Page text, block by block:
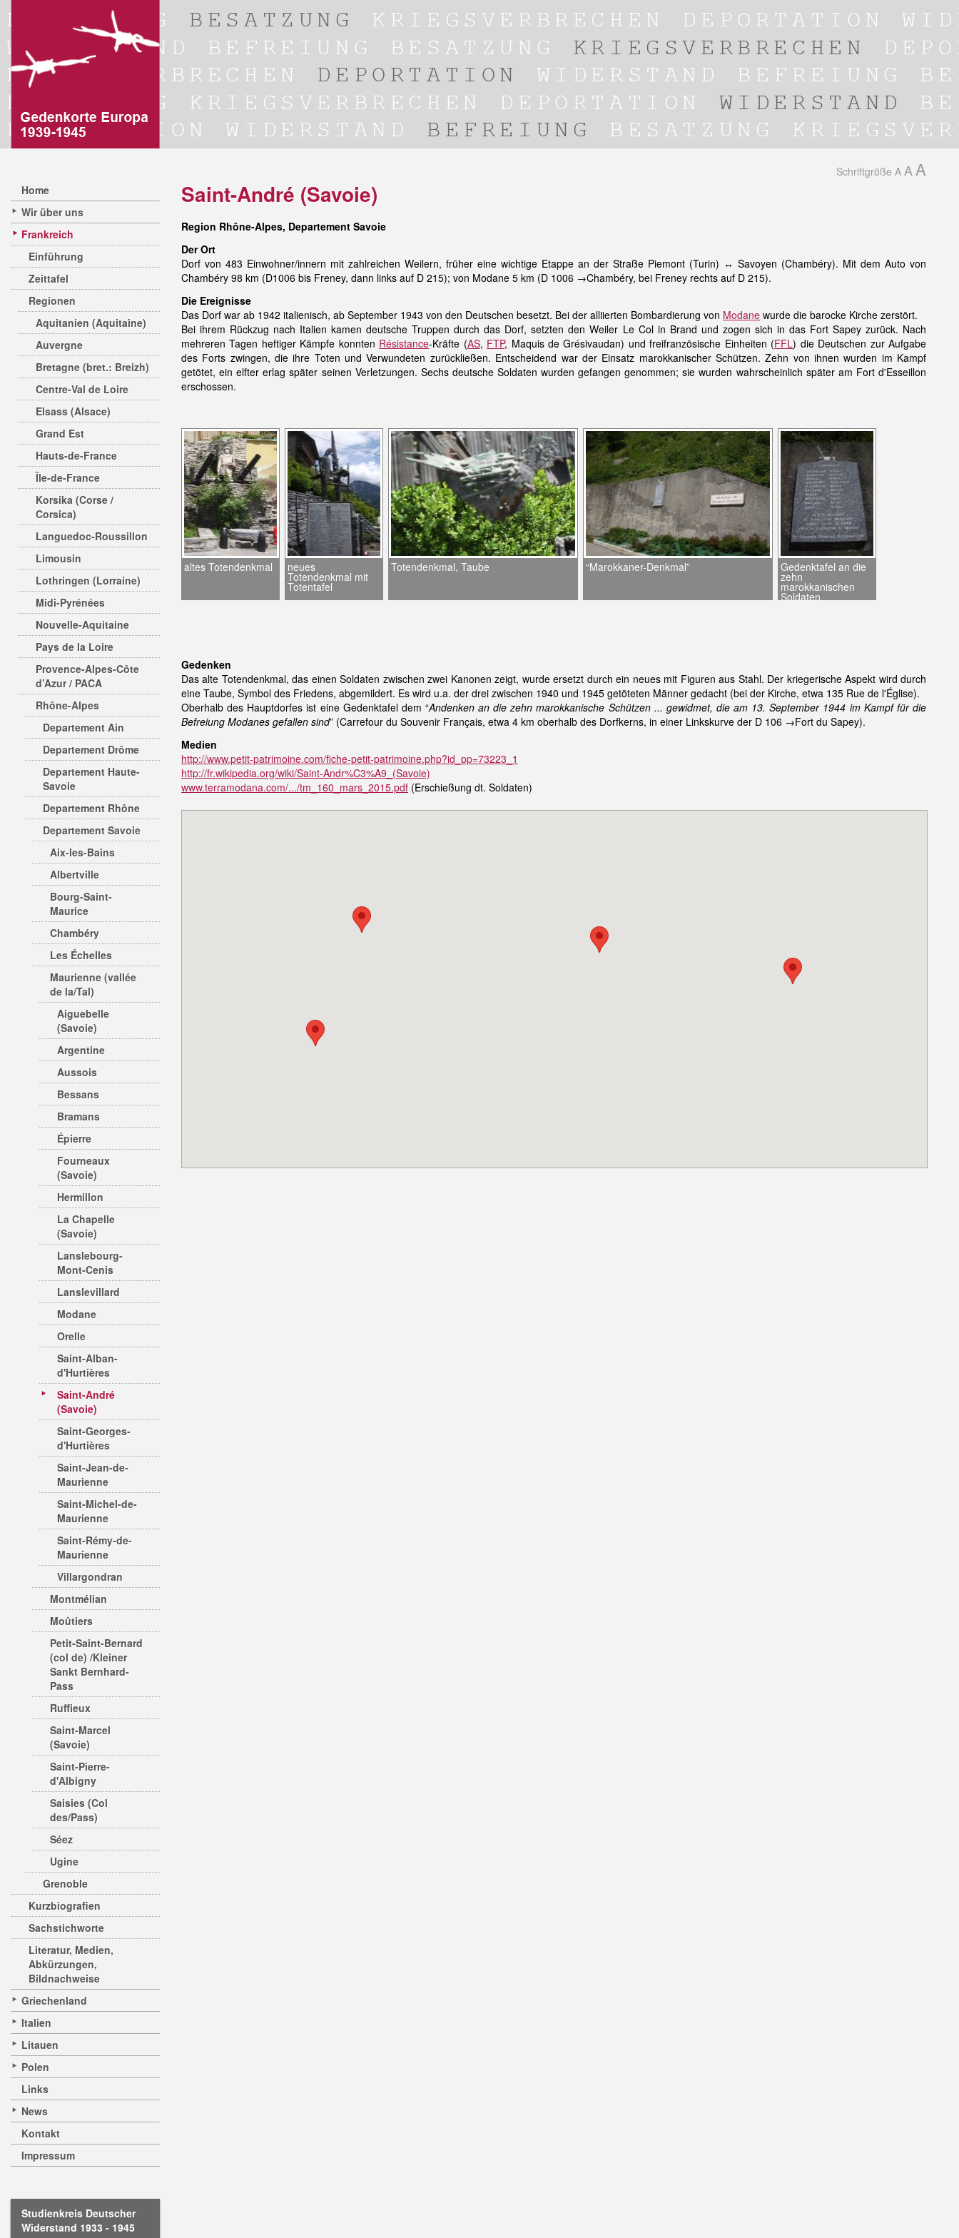
Home
Wir über uns
Frankreich
Einführung
Zeittafel
Regionen
Aquitanien (Aquitaine)
Auvergne
Bretagne (bret.: Breizh)
Centre-Val de Loire
Elsass (Alsace)
Grand Est
Hauts-de-France
Île-de-France
Korsika (Corse /
Corsica)
Languedoc-Roussillon
Limousin
Lothringen (Lorraine)
Midi-Pyrénées
Nouvelle-Aquitaine
Pays de la Loire
Provence-Alpes-Côte
d’Azur / PACA
Rhône-Alpes
Departement Ain
Departement Drôme
Departement Haute-
Savoie
Departement Rhône
Departement Savoie
Aix-les-Bains
Albertville
Bourg-Saint-
Maurice
Chambéry
Les Échelles
Maurienne (vallée
de la/Tal)
Aiguebelle
(Savoie)
Argentine
Aussois
Bessans
Bramans
Épierre
Fourneaux
(Savoie)
Hermillon
La Chapelle
(Savoie)
Lanslebourg-
Mont-Cenis
Lanslevillard
Modane
Orelle
Saint-Alban-
d'Hurtières
Saint-André
(Savoie)
Saint-Georges-
d'Hurtières
Saint-Jean-de-
Maurienne
Saint-Michel-de-
Maurienne
Saint-Rémy-de-
Maurienne
Villargondran
Montmélian
Moûtiers
Petit-Saint-Bernard
(col de) /Kleiner
Sankt Bernhard-
Pass
Ruffieux
Saint-Marcel
(Savoie)
Saint-Pierre-
d'Albigny
Saisies (Col
des/Pass)
Séez
Ugine
Grenoble
Kurzbiografien
Sachstichworte
Literatur, Medien,
Abkürzungen,
Bildnachweise
Griechenland
Italien
Litauen
Polen
Links
News
Kontakt
Impressum
Studienkreis Deutscher
Widerstand 1933 - 1945
Schriftgröße A A A
Saint-André (Savoie)
Region Rhône-Alpes, Departement Savoie
Der Ort
Dorf von 483 Einwohner/innern mit zahlreichen Weilern, früher eine wichtige Etappe an der Straße Piemont (Turin) ↔ Savoyen (Chambéry). Mit dem Auto von
Chambéry 98 km (D1006 bis Freney, dann links auf D 215); von Modane 5 km (D 1006 →Chambéry, bei Freney rechts auf D 215).
Die Ereignisse
Das Dorf war ab 1942 italienisch, ab September 1943 von den Deutschen besetzt. Bei der alliierten Bombardierung von Modane wurde die barocke Kirche zerstört.
Bei ihrem Rückzug nach Italien kamen deutsche Truppen durch das Dorf, setzten den Weiler Le Col in Brand und zogen sich in das Fort Sapey zurück. Nach
mehreren Tagen heftiger Kämpfe konnten Résistance-Kräfte (AS, FTP, Maquis de Grésivaudan) und freifranzösische Einheiten (FFL) die Deutschen zur Aufgabe
des Forts zwingen, die ihre Toten und Verwundeten zurückließen. Entscheidend war der Einsatz marokkanischer Schützen. Zehn von ihnen wurden im Kampf
getötet, ein elfter erlag später seinen Verletzungen. Sechs deutsche Soldaten wurden gefangen genommen; sie wurden wahrscheinlich später am Fort d'Esseillon
erschossen.
altes Totendenkmal neues
Totendenkmal mit
Totentafel
Totendenkmal, Taube “Marokkaner-Denkmal” Gedenktafel an die
zehn
marokkanischen
Soldaten
Gedenken
Das alte Totendenkmal, das einen Soldaten zwischen zwei Kanonen zeigt, wurde ersetzt durch ein neues mit Figuren aus Stahl. Der kriegerische Aspekt wird durch
eine Taube, Symbol des Friedens, abgemildert. Es wird u.a. der drei zwischen 1940 und 1945 getöteten Männer gedacht (bei der Kirche, etwa 135 Rue de l'Église).
Oberhalb des Hauptdorfes ist eine Gedenktafel dem “Andenken an die zehn marokkanische Schützen ... gewidmet, die am 13. September 1944 im Kampf für die
Befreiung Modanes gefallen sind” (Carrefour du Souvenir Français, etwa 4 km oberhalb des Dorfkerns, in einer Linkskurve der D 106 →Fort du Sapey).
Medien
http://www.petit-patrimoine.com/fiche-petit-patrimoine.php?id_pp=73223_1
http://fr.wikipedia.org/wiki/Saint-Andr%C3%A9_(Savoie)
www.terramodana.com/.../tm_160_mars_2015.pdf (Erschießung dt. Soldaten)